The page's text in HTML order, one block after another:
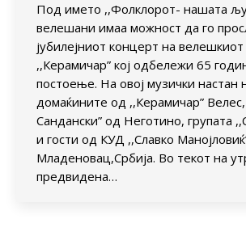
Под името ,,Фолклорот- нашата
велешани имаа можност да го
јубилејниoт концерт на
,,Керамичар” кој одбележи 65
постоење. На овој музички настан
домаќините од ,,Керамичар”
Сандански” од Неготино, групата
и гости од КУД ,,Славко
Младеновац,Србија. Во текот на
предвидена…